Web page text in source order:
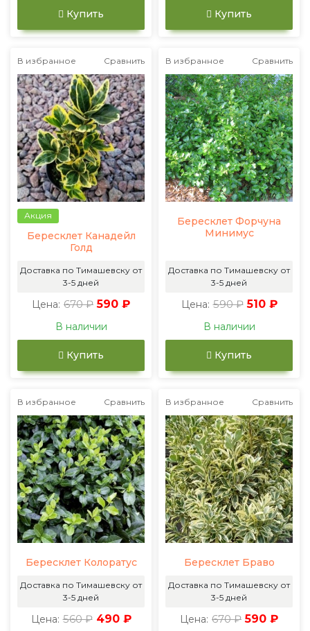
Купить Купить
В избранное Сравнить
Акция
Бересклет Канадейл
Голд
Доставка по Тимашевску от
3-5 дней
Цена: 670 ₽ 590 ₽
В наличии
Купить
В избранное Сравнить
Бересклет Форчуна
Минимус
Доставка по Тимашевску от
3-5 дней
Цена: 590 ₽ 510 ₽
В наличии
Купить
В избранное Сравнить
Бересклет Колоратус
Доставка по Тимашевску от
3-5 дней
Цена: 560 ₽ 490 ₽
В избранное Сравнить
Бересклет Браво
Доставка по Тимашевску от
3-5 дней
Цена: 670 ₽ 590 ₽